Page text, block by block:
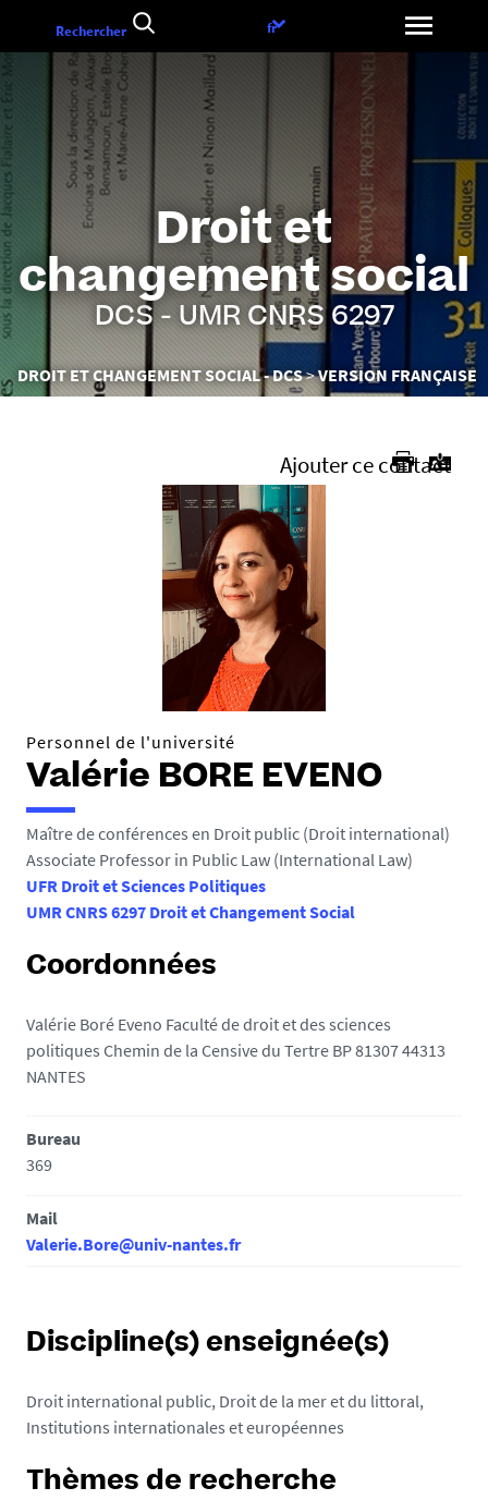
Droit et
changement social
DCS - UMR CNRS 6297
Vous
êtes
DROIT ET CHANGEMENT SOCIAL - DCS VERSION FRANÇAISE
Rechercher
Choix
fr
Ajouter ce contact
Personnel de l'université
Valérie BORE EVENO
Maître de conférences en Droit public (Droit international)
Associate Professor in Public Law (International Law)
UFR Droit et Sciences Politiques
UMR CNRS 6297 Droit et Changement Social
Coordonnées
Valérie Boré Eveno Faculté de droit et des sciences
politiques Chemin de la Censive du Tertre BP 81307 44313
NANTES
Bureau
369
Mail
Valerie.Bore@univ-nantes.fr
Discipline(s) enseignée(s)
Droit international public, Droit de la mer et du littoral,
Institutions internationales et européennes
Thèmes de recherche